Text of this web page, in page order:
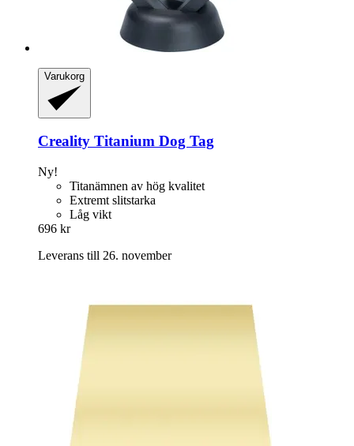
Varukorg
Creality Titanium Dog Tag
Ny!
Titanämnen av hög kvalitet
Extremt slitstarka
Låg vikt
696 kr
Leverans till 26. november